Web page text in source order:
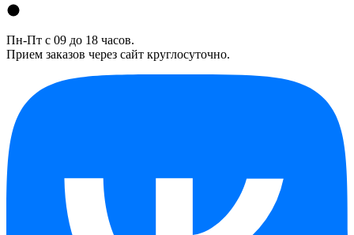
Пн-Пт с 09 до 18 часов.
Прием заказов через сайт круглосуточно.